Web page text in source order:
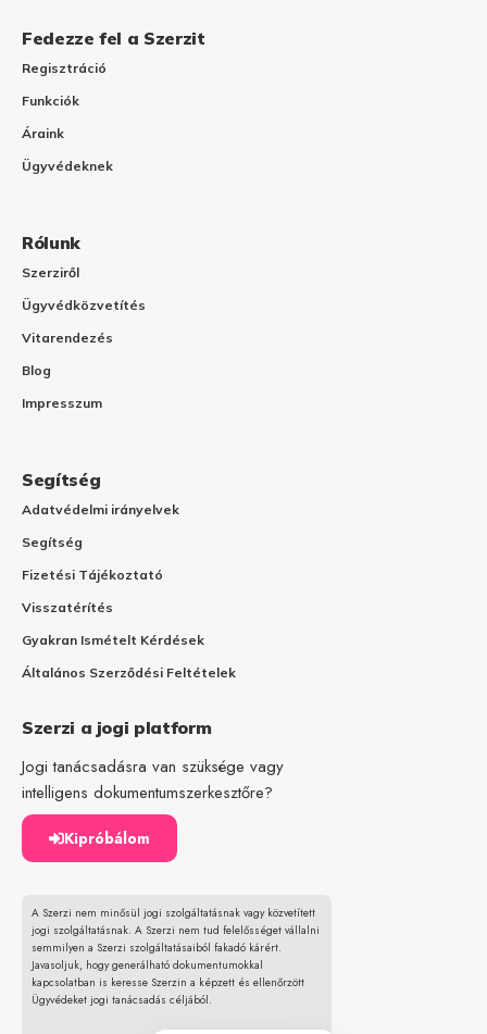
Fedezze fel a Szerzit
Regisztráció
Funkciók
Áraink
Ügyvédeknek
Rólunk
Szerziről
Ügyvédközvetítés
Vitarendezés
Blog
Impresszum
Segítség
Adatvédelmi irányelvek
Segítség
Fizetési Tájékoztató
Visszatérítés
Gyakran Ismételt Kérdések
Általános Szerződési Feltételek
Szerzi a jogi platform
Jogi tanácsadásra van szüksége vagy
intelligens dokumentumszerkesztőre?
Kipróbálom
A Szerzi nem minősül jogi szolgáltatásnak vagy közvetített
jogi szolgáltatásnak. A Szerzi nem tud felelősséget vállalni
semmilyen a Szerzi szolgáltatásaiból fakadó kárért.
Javasoljuk, hogy generálható dokumentumokkal
kapcsolatban is keresse Szerzin a képzett és ellenőrzött
Ügyvédeket jogi tanácsadás céljából.